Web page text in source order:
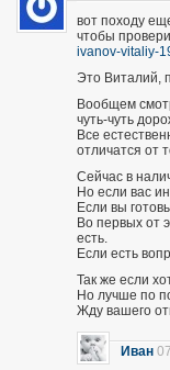
вот походу
чтобы
ivanov-vitaliy-
Это Виталий,
Вообщем
чуть-чуть
Все
отличатся от
Сейчас в
Но если вас
Если вы
Во первых от
есть.
Если есть
Так же если
Но лучше по
Жду вашего
Иван